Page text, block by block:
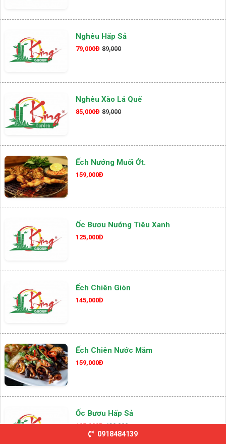
Nghêu Hấp Sả
79,000Đ 89,000
Nghêu Xào Lá Quế
85,000Đ 89,000
Ếch Nướng Muối Ớt.
159,000Đ
Ốc Bươu Nướng Tiêu Xanh
125,000Đ
Ếch Chiên Giòn
145,000Đ
Ếch Chiên Nước Mắm
159,000Đ
Ốc Bươu Hấp Sả
105,000Đ 139,000
0918484139